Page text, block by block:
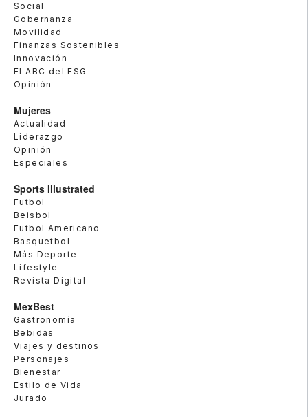
Social
Gobernanza
Movilidad
Finanzas Sostenibles
Innovación
El ABC del ESG
Opinión
Mujeres
Actualidad
Liderazgo
Opinión
Especiales
Sports Illustrated
Futbol
Beisbol
Futbol Americano
Basquetbol
Más Deporte
Lifestyle
Revista Digital
MexBest
Gastronomía
Bebidas
Viajes y destinos
Personajes
Bienestar
Estilo de Vida
Jurado